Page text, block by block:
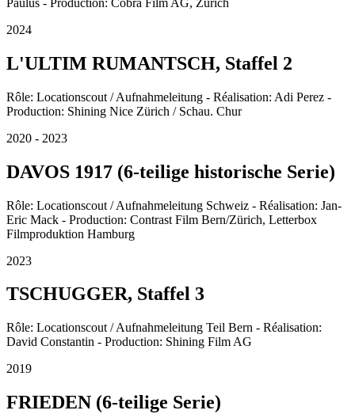
Paulus - Production: Cobra Film AG, Zürich
2024
L'ULTIM RUMANTSCH, Staffel 2
Rôle: Locationscout / Aufnahmeleitung - Réalisation: Adi Perez -
Production: Shining Nice Zürich / Schau. Chur
2020 - 2023
DAVOS 1917 (6-teilige historische Serie)
Rôle: Locationscout / Aufnahmeleitung Schweiz - Réalisation: Jan-
Eric Mack - Production: Contrast Film Bern/Zürich, Letterbox
Filmproduktion Hamburg
2023
TSCHUGGER, Staffel 3
Rôle: Locationscout / Aufnahmeleitung Teil Bern - Réalisation:
David Constantin - Production: Shining Film AG
2019
FRIEDEN (6-teilige Serie)